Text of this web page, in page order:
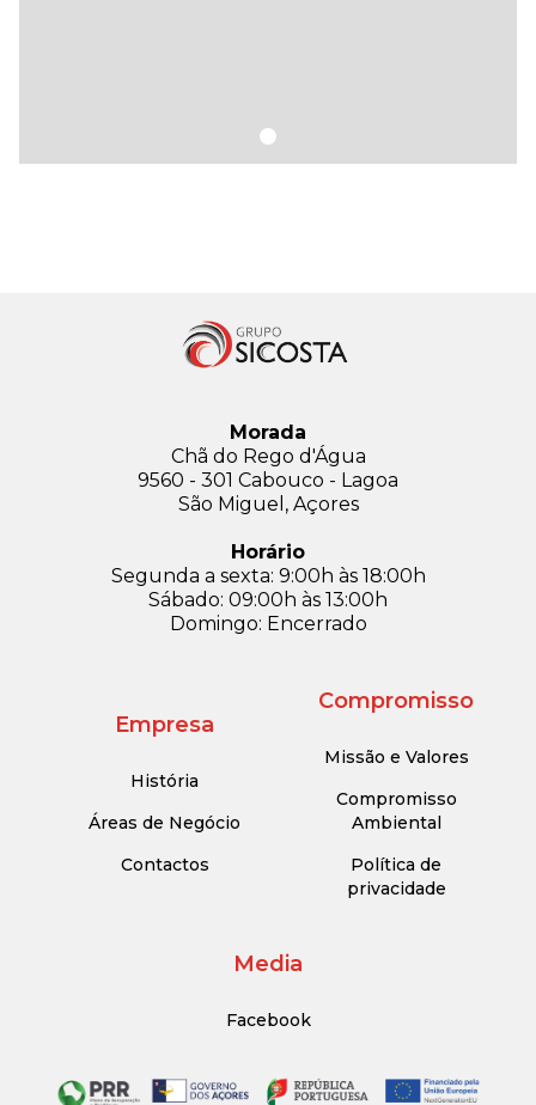
Morada
Chã do Rego d'Água
9560 - 301 Cabouco - Lagoa
São Miguel, Açores
Horário
Segunda a sexta: 9:00h às 18:00h
Sábado: 09:00h às 13:00h
Domingo: Encerrado
Empresa
História
Áreas de Negócio
Contactos
Compromisso
Missão e Valores
Compromisso
Ambiental
Política de
privacidade
Media
Facebook